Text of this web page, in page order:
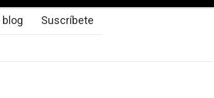
blog Suscríbete